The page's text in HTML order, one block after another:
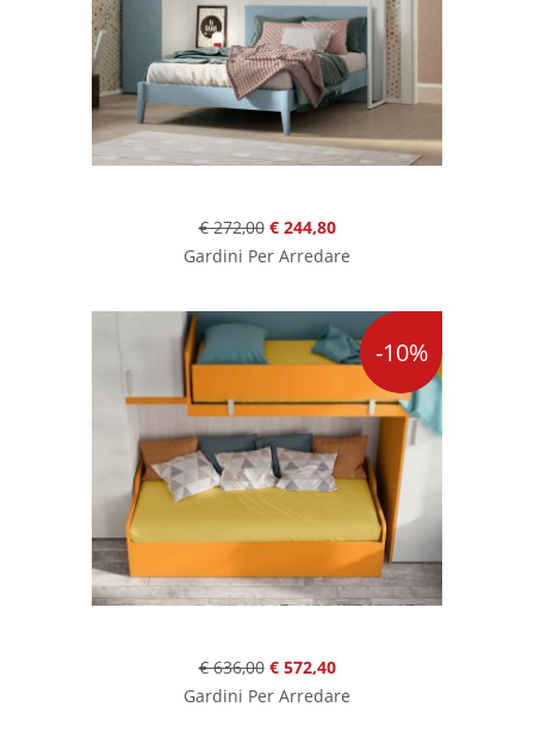
€ 272,00 € 244,80
Gardini Per Arredare
-10%
€ 636,00 € 572,40
Gardini Per Arredare